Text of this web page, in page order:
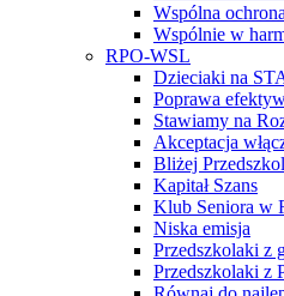
Wspólna
Wspólnie w
RPO-WSL
Dzieciaki na
Poprawa
Stawiamy na
Akceptacja
Bliżej
Kapitał Szans
Klub Seniora w
Niska emisja
Przedszkolaki z
Przedszkolaki z